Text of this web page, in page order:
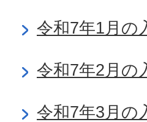
令和7年1月の
令和7年2月の
令和7年3月の